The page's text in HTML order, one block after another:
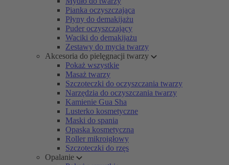
Pianka oczyszczająca
Płyny do demakijażu
Puder oczyszczający
Waciki do demakijażu
Zestawy do mycia twarzy
Akcesoria do pielęgnacji twarzy
Pokaż wszystkie
Masaż twarzy
Szczoteczki do oczyszczania twarzy
Narzędzia do oczyszczania twarzy
Kamienie Gua Sha
Lusterko kosmetyczne
Maski do spania
Opaska kosmetyczna
Roller mikroigłowy
Szczoteczki do rzęs
Opalanie